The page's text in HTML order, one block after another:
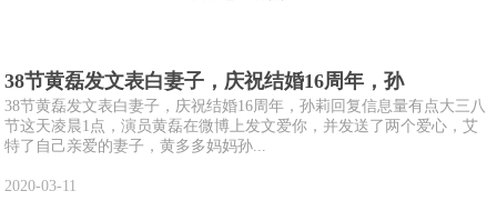
38节黄磊发文表白妻子，庆祝结婚16周年，孙
38节黄磊发文表白妻子，庆祝结婚16周年，孙莉回复信息量有点大三八
节这天凌晨1点，演员黄磊在微博上发文爱你，并发送了两个爱心，艾
特了自己亲爱的妻子，黄多多妈妈孙...
2020-03-11